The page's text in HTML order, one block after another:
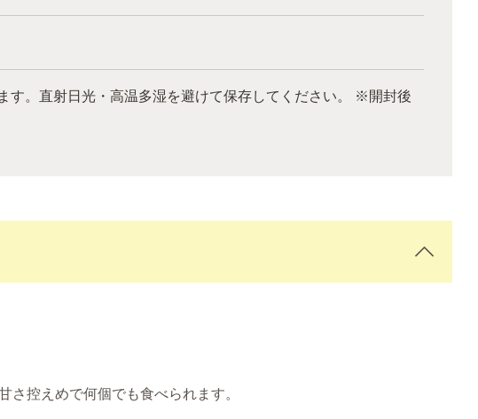
す。直射日光・高温多湿を避けて保存してください。 ※開封後
控えめで何個でも食べられます。